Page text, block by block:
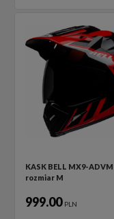
KASK BELL MX9-ADVM
rozmiar M
999.00 PLN